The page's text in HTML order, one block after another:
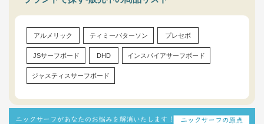
アルメリック ティミーパターソン プレセボ
JSサーフボード DHD インスパイアサーフボード
ジャスティスサーフボード